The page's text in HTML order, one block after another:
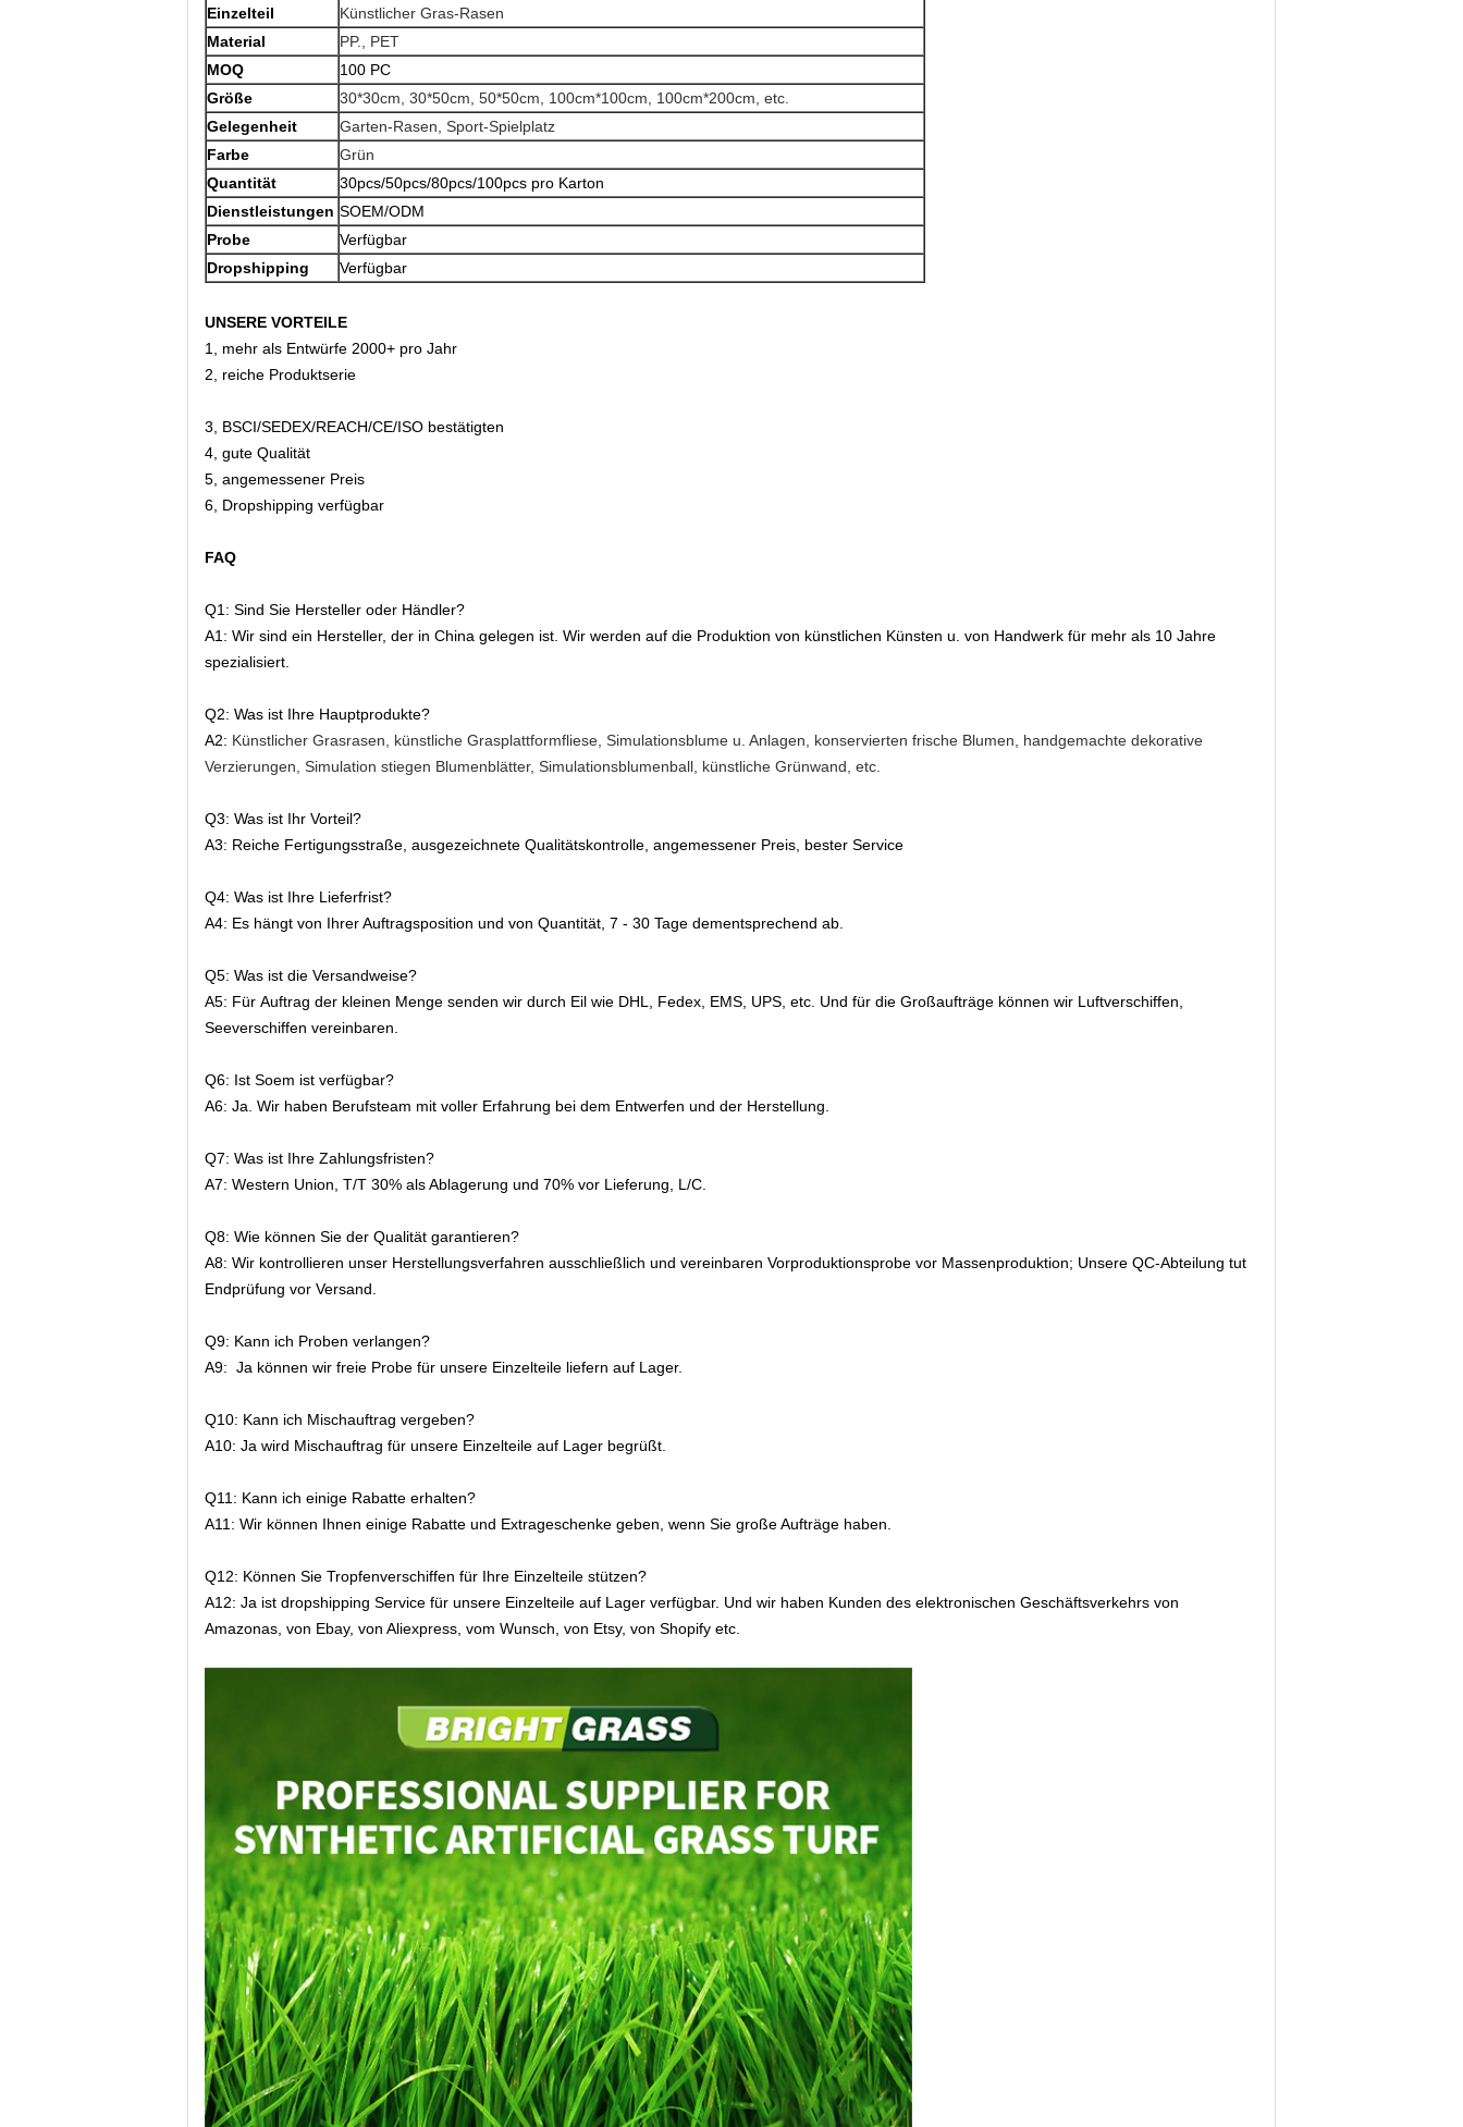
Einzelteil
Künstlicher Gras-Rasen
Material
PP., PET
MOQ
100 PC
Größe
30*30cm, 30*50cm, 50*50cm, 100cm*100cm, 100cm*200cm, etc.
Gelegenheit
Garten-Rasen, Sport-Spielplatz
Farbe
Grün
Quantität
30pcs/50pcs/80pcs/100pcs pro Karton
Dienstleistungen SOEM/ODM
Probe
Verfügbar
Dropshipping
Verfügbar
UNSERE VORTEILE
1, mehr als Entwürfe 2000+ pro Jahr
2, reiche Produktserie
3, BSCI/SEDEX/REACH/CE/ISO bestätigten
4, gute Qualität
5, angemessener Preis
6, Dropshipping verfügbar
FAQ
Q1: Sind Sie Hersteller oder Händler?
A1: Wir sind ein Hersteller, der in China gelegen ist. Wir werden auf die Produktion von künstlichen Künsten u. von Handwerk für mehr als 10 Jahre
spezialisiert.
Q2: Was ist Ihre Hauptprodukte?
A2: Künstlicher Grasrasen, künstliche Grasplattformfliese, Simulationsblume u. Anlagen, konservierten frische Blumen, handgemachte dekorative
Verzierungen, Simulation stiegen Blumenblätter, Simulationsblumenball, künstliche Grünwand, etc.
Q3: Was ist Ihr Vorteil?
A3: Reiche Fertigungsstraße, ausgezeichnete Qualitätskontrolle, angemessener Preis, bester Service
Q4: Was ist Ihre Lieferfrist?
A4: Es hängt von Ihrer Auftragsposition und von Quantität, 7 - 30 Tage dementsprechend ab.
Q5: Was ist die Versandweise?
A5: Für Auftrag der kleinen Menge senden wir durch Eil wie DHL, Fedex, EMS, UPS, etc. Und für die Großaufträge können wir Luftverschiffen,
Seeverschiffen vereinbaren.
Q6: Ist Soem ist verfügbar?
A6: Ja. Wir haben Berufsteam mit voller Erfahrung bei dem Entwerfen und der Herstellung.
Q7: Was ist Ihre Zahlungsfristen?
A7: Western Union, T/T 30% als Ablagerung und 70% vor Lieferung, L/C.
Q8: Wie können Sie der Qualität garantieren?
A8: Wir kontrollieren unser Herstellungsverfahren ausschließlich und vereinbaren Vorproduktionsprobe vor Massenproduktion; Unsere QC-Abteilung tut
Endprüfung vor Versand.
Q9: Kann ich Proben verlangen?
A9: Ja können wir freie Probe für unsere Einzelteile liefern auf Lager.
Q10: Kann ich Mischauftrag vergeben?
A10: Ja wird Mischauftrag für unsere Einzelteile auf Lager begrüßt.
Q11: Kann ich einige Rabatte erhalten?
A11: Wir können Ihnen einige Rabatte und Extrageschenke geben, wenn Sie große Aufträge haben.
Q12: Können Sie Tropfenverschiffen für Ihre Einzelteile stützen?
A12: Ja ist dropshipping Service für unsere Einzelteile auf Lager verfügbar. Und wir haben Kunden des elektronischen Geschäftsverkehrs von
Amazonas, von Ebay, von Aliexpress, vom Wunsch, von Etsy, von Shopify etc.